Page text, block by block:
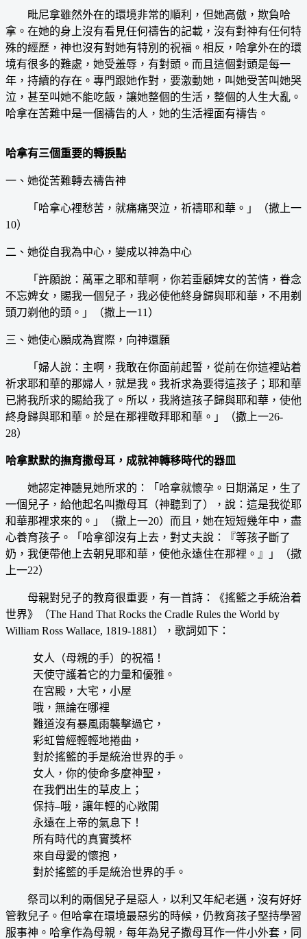
毗尼拿雖然外在的環境非常的順利，但她高傲，欺負哈
拿。在她的身上沒有看見任何禱告的記載，沒有對神有任何特
殊的經歷，神也沒有對她有特別的祝福。相反，哈拿外在的環
境有很多的難處，她受羞辱，有對頭。而且這個對頭是每一
年，持續的存在。專門跟她作對，要激動她，叫她受苦叫她哭
泣，甚至叫她不能吃飯，讓她整個的生活，整個的人生大亂。
哈拿在苦難中是一個禱告的人，她的生活裡面有禱告。
哈拿有三個重要的轉捩點
一、她從苦難轉去禱告神
「哈拿心裡愁苦，就痛痛哭泣，祈禱耶和華。」（撒上一
10）
二、她從自我為中心，變成以神為中心
「許願說：萬軍之耶和華啊，你若垂顧婢女的苦情，眷念
不忘婢女，賜我一個兒子，我必使他終身歸與耶和華，不用剃
頭刀剃他的頭。」（撒上一11）
三、她使心願成為實際，向神還願
「婦人說：主啊，我敢在你面前起誓，從前在你這裡站着
祈求耶和華的那婦人，就是我。我祈求為要得這孩子；耶和華
已將我所求的賜給我了。所以，我將這孩子歸與耶和華，使他
終身歸與耶和華。於是在那裡敬拜耶和華。」（撒上一26-
28）
哈拿默默的撫育撒母耳，成就神轉移時代的器皿
她認定神聽見她所求的：「哈拿就懷孕。日期滿足，生了
一個兒子，給他起名叫撒母耳（神聽到了），說：這是我從耶
和華那裡求來的。」（撒上一20）而且，她在短短幾年中，盡
心養育孩子。「哈拿卻沒有上去，對丈夫說：『等孩子斷了
奶，我便帶他上去朝見耶和華，使他永遠住在那裡。』」（撒
上一22）
母親對兒子的教育很重要，有一首詩：《搖籃之手統治着
世界》（The Hand That Rocks the Cradle Rules the World by
William Ross Wallace, 1819-1881），歌詞如下：
女人（母親的手）的祝福！
天使守護着它的力量和優雅。
在宮殿，大宅，小屋
哦，無論在哪裡
難道沒有暴風雨襲擊過它，
彩虹曾經輕輕地捲曲，
對於搖籃的手是統治世界的手。
女人，你的使命多麼神聖，
在我們出生的草皮上；
保持–哦，讓年輕的心敞開
永遠在上帝的氣息下！
所有時代的真實獎杯
來自母愛的懷抱，
對於搖籃的手是統治世界的手。
祭司以利的兩個兒子是惡人，以利又年紀老邁，沒有好好
管教兒子。但哈拿在環境最惡劣的時候，仍教育孩子堅持學習
服事神。哈拿作為母親，每年為兒子撒母耳作一件小外套，同